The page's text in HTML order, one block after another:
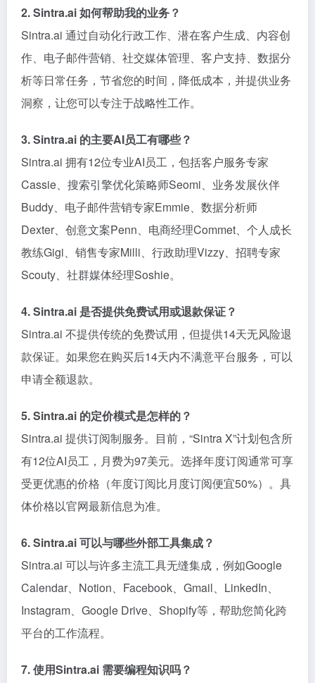
2. Sintra.ai 如何帮助我的业务？
Sintra.ai 通过自动化行政工作、潜在客户生成、内容创
作、电子邮件营销、社交媒体管理、客户支持、数据分
析等日常任务，节省您的时间，降低成本，并提供业务
洞察，让您可以专注于战略性工作。
3. Sintra.ai 的主要AI员工有哪些？
Sintra.ai 拥有12位专业AI员工，包括客户服务专家
Cassie、搜索引擎优化策略师Seomi、业务发展伙伴
Buddy、电子邮件营销专家Emmie、数据分析师
Dexter、创意文案Penn、电商经理Commet、个人成长
教练Gigi、销售专家Milli、行政助理Vizzy、招聘专家
Scouty、社群媒体经理Soshie。
4. Sintra.ai 是否提供免费试用或退款保证？
Sintra.ai 不提供传统的免费试用，但提供14天无风险退
款保证。如果您在购买后14天内不满意平台服务，可以
申请全额退款。
5. Sintra.ai 的定价模式是怎样的？
Sintra.ai 提供订阅制服务。目前，“Sintra X”计划包含所
有12位AI员工，月费为97美元。选择年度订阅通常可享
受更优惠的价格（年度订阅比月度订阅便宜50%）。具
体价格以官网最新信息为准。
6. Sintra.ai 可以与哪些外部工具集成？
Sintra.ai 可以与许多主流工具无缝集成，例如Google
Calendar、Notion、Facebook、Gmail、LinkedIn、
Instagram、Google Drive、Shopify等，帮助您简化跨
平台的工作流程。
7. 使用Sintra.ai 需要编程知识吗？